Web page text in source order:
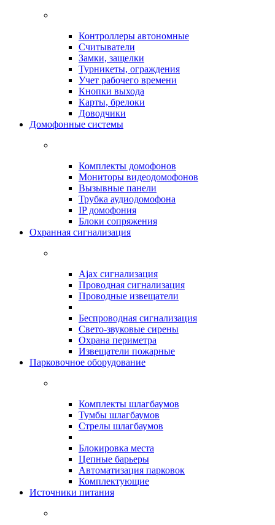
Контроллеры автономные
Считыватели
Замки, защелки
Турникеты, ограждения
Учет рабочего времени
Кнопки выхода
Карты, брелоки
Доводчики
Домофонные системы
Комплекты домофонов
Мониторы видеодомофонов
Вызывные панели
Трубка аудиодомофона
IP домофония
Блоки сопряжения
Охранная сигнализация
Ajax сигнализация
Проводная сигнализация
Проводные извещатели
Беспроводная сигнализация
Свето-звуковые сирены
Охрана периметра
Извещатели пожарные
Парковочное оборудование
Комплекты шлагбаумов
Тумбы шлагбаумов
Стрелы шлагбаумов
Блокировка места
Цепные барьеры
Автоматизация парковок
Комплектующие
Источники питания